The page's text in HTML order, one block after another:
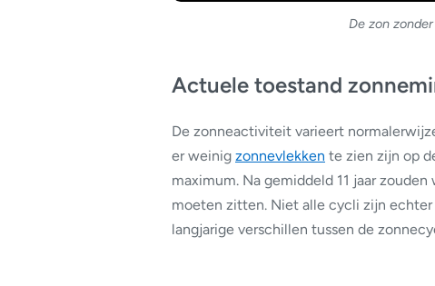
De zon
Actuele toestand
De zonneactiviteit varieert
er weinig zonnevlekken te zien zijn op
maximum. Na gemiddeld 11 jaar
moeten zitten. Niet alle cycli zijn echter
langjarige verschillen tussen de